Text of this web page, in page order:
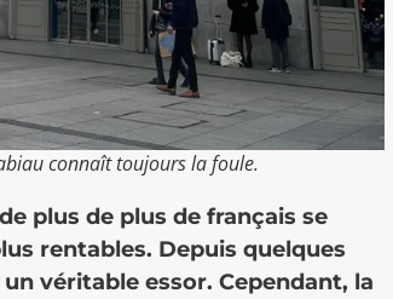
connaît toujours la foule.
plus de plus de français se
rentables. Depuis quelques
véritable essor. Cependant, la